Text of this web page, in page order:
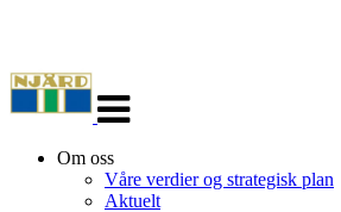
navigasjon
Om oss
Våre verdier og strategisk plan
Aktuelt